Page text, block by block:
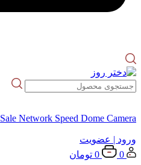
Sale Network Speed Dome Camera
ورود | عضویت
0
0 تومان